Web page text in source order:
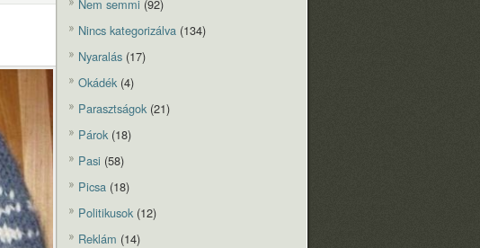
Nem semmi (92)
Nincs kategorizálva (134)
Nyaralás (17)
Okádék(4)
Parasztságok(21)
Párok(18)
Pasi (58)
Picsa (18)
Politikusok(12)
Reklám (14)